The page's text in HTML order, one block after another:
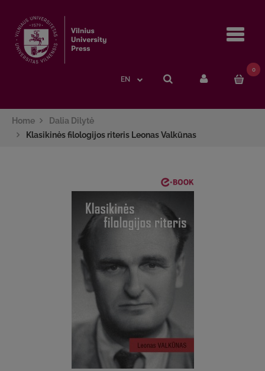
EN
0
Home
Dalia Dilytė
Klasikinės filologijos riteris Leonas Valkūnas